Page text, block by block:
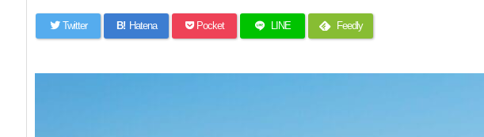
Twitter B! Hatena Pocket LINE Feedly